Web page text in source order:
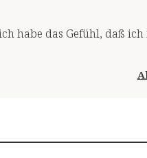
habe das Gefühl, daß